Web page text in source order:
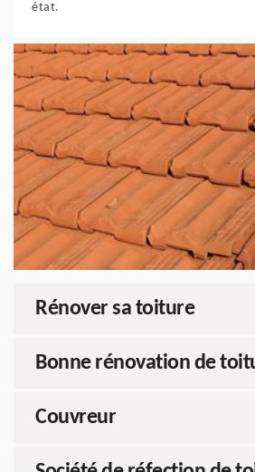
état.
Rénover sa toiture
Bonne rénovation de
Couvreur